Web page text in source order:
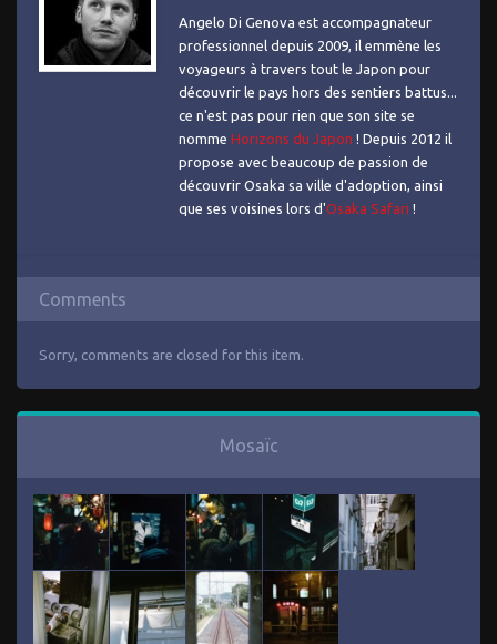
Angelo Di Genova est accompagnateur
professionnel depuis 2009, il emmène les
voyageurs à travers tout le Japon pour
découvrir le pays hors des sentiers battus...
ce n'est pas pour rien que son site se
nomme Horizons du Japon ! Depuis 2012 il
propose avec beaucoup de passion de
découvrir Osaka sa ville d'adoption, ainsi
que ses voisines lors d'Osaka Safari !
Comments
Sorry, comments are closed for this item.
Mosaïc